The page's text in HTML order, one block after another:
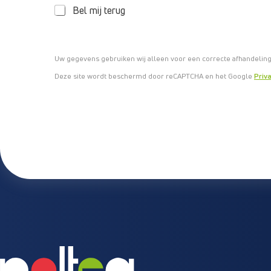
L
E
N
Bel mij terug
Uw gegevens gebruiken wij alleen voor een correcte
Deze site wordt beschermd door reCAPTCHA en het Google